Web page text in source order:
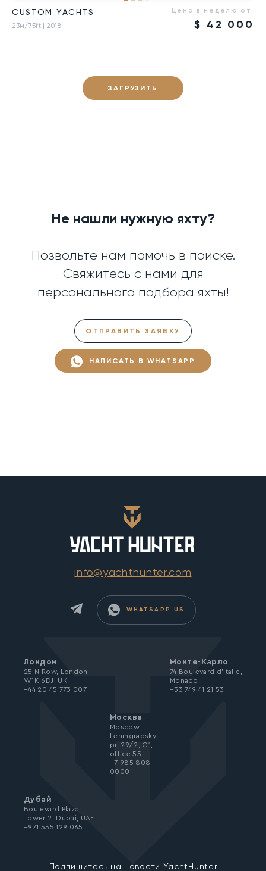
CUSTOM YACHTS
23м/75ft | 2018
Цена в неделю от:
$ 42 000
ЗАГРУЗИТЬ
Не нашли нужную яхту?
Позвольте нам помочь в поиске.
Свяжитесь с нами для
персонального подбора яхты!
ОТПРАВИТЬ ЗАЯВКУ
НАПИСАТЬ В WHATSAPP
info@yachthunter.com
WHATSAPP US
Подпишитесь на новости YachtHunter
Лондон
25 N Row, London
W1K 6DJ, UK
+44 20 45 773 007
Монте-Карло
74 Boulevard d’Italie,
Monaco
+33 749 41 21 53
Москва
Moscow,
Leningradsky
pr. 29/2, G1,
office 55
+7 985 808
0000
Дубай
Boulevard Plaza
Tower 2, Dubai, UAE
+971 555 129 065